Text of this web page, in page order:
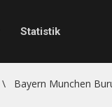
Statistik
\ Bayern Munchen